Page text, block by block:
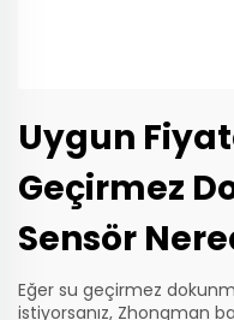
Uygun
Geçirmez
Sensör
Eğer su geçirmez
istiyorsanız, Zhongman